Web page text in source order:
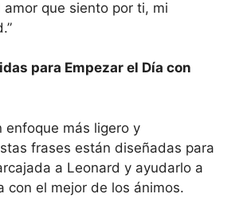
amor que siento por ti, mi
para Empezar el Día con
enfoque más ligero y
frases están diseñadas para
a Leonard y ayudarlo a
con el mejor de los ánimos.